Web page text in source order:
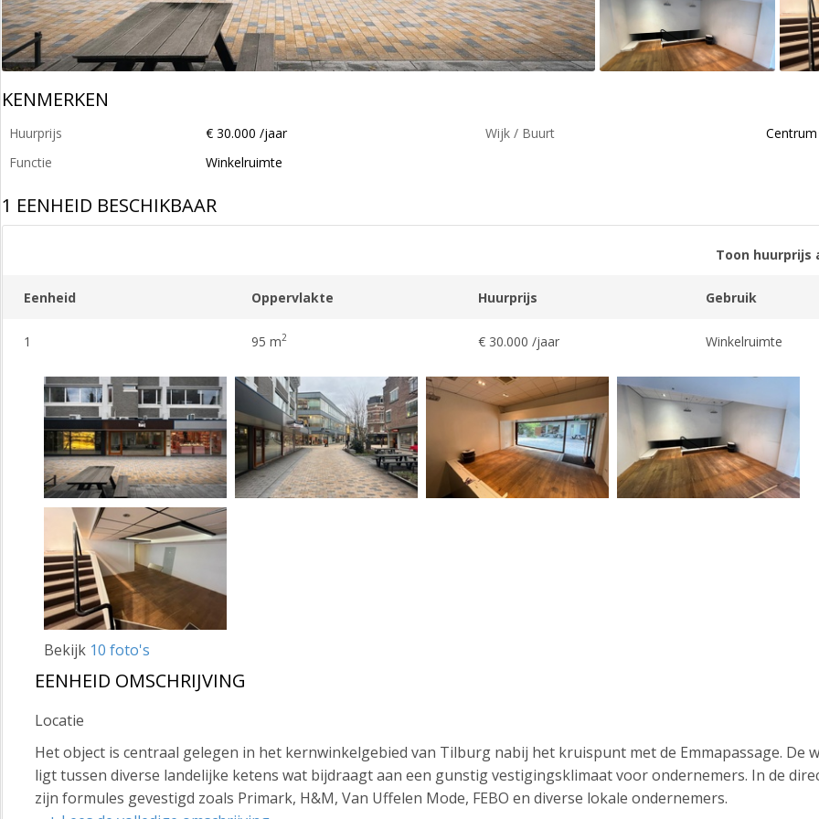
KENMERKEN
Huurprijs
€ 30.000 /jaar
Functie
Winkelruimte
Wijk / Buurt Centrum
1 EENHEID BESCHIKBAAR
Toon huurprijs
Eenheid Oppervlakte Huurprijs Gebruik
1 95 m2 € 30.000 /jaar Winkelruimte
Bekijk 10 foto's
EENHEID OMSCHRIJVING
Locatie
Het object is centraal gelegen in het kernwinkelgebied van Tilburg nabij het kruispunt met de Emmapassage. De
ligt tussen diverse landelijke ketens wat bijdraagt aan een gunstig vestigingsklimaat voor ondernemers. In de
zijn formules gevestigd zoals Primark, H&M, Van Uffelen Mode, FEBO en diverse lokale ondernemers.